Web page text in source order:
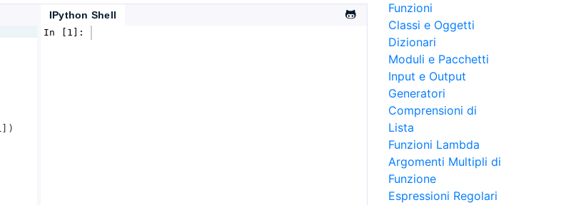
])
IPython Shell
In [1]:
Funzioni
Classi e Oggetti
Dizionari
Moduli e Pacchetti
Input e Output
Generatori
Comprensioni di
Lista
Funzioni Lambda
Argomenti Multipli di
Funzione
Espressioni Regolari